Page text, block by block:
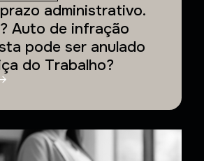
administrativo.
Auto de infração
pode ser anulado
do Trabalho?